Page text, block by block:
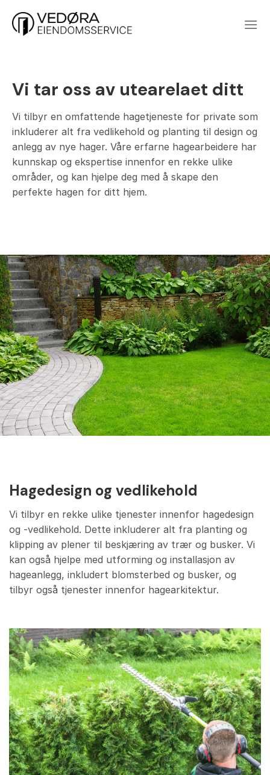
content
Vi tar oss av utearelaet ditt
Vi tilbyr en omfattende hagetjeneste for private som
inkluderer alt fra vedlikehold og planting til design og
anlegg av nye hager. Våre erfarne hagearbeidere har
kunnskap og ekspertise innenfor en rekke ulike
områder, og kan hjelpe deg med å skape den
perfekte hagen for ditt hjem.
Hagedesign og vedlikehold
Vi tilbyr en rekke ulike tjenester innenfor hagedesign
og -vedlikehold. Dette inkluderer alt fra planting og
klipping av plener til beskjæring av trær og busker. Vi
kan også hjelpe med utforming og installasjon av
hageanlegg, inkludert blomsterbed og busker, og
tilbyr også tjenester innenfor hagearkitektur.